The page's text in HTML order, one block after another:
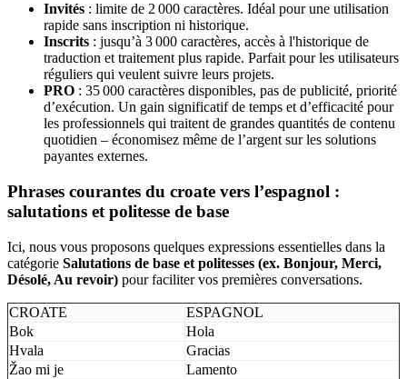
Invités : limite de 2 000 caractères. Idéal pour une utilisation
rapide sans inscription ni historique.
Inscrits : jusqu’à 3 000 caractères, accès à l'historique de
traduction et traitement plus rapide. Parfait pour les utilisateurs
réguliers qui veulent suivre leurs projets.
PRO : 35 000 caractères disponibles, pas de publicité, priorité
d’exécution. Un gain significatif de temps et d’efficacité pour
les professionnels qui traitent de grandes quantités de contenu
quotidien – économisez même de l’argent sur les solutions
payantes externes.
Phrases courantes du croate vers l’espagnol :
salutations et politesse de base
Ici, nous vous proposons quelques expressions essentielles dans la
catégorie Salutations de base et politesses (ex. Bonjour, Merci,
Désolé, Au revoir) pour faciliter vos premières conversations.
CROATE
ESPAGNOL
Bok
Hola
Hvala
Gracias
Žao mi je
Lamento